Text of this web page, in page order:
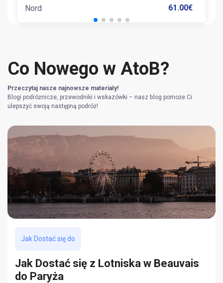
Nord
61.00€
Co Nowego w AtoB?
Przeczytaj nasze najnowsze materiały!
Blogi podróżnicze, przewodniki i wskazówki – nasz blog pomoże Ci
ulepszyć swoją następną podróż!
Jak Dostać się do
Jak Dostać się z Lotniska w Beauvais
do Paryża